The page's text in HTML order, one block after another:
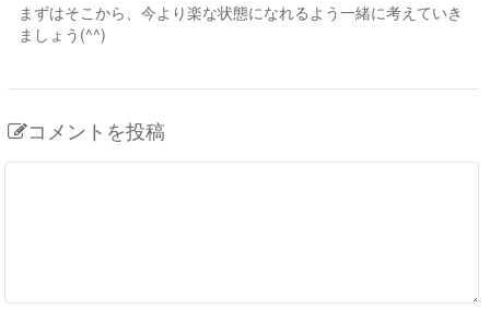
まずはそこから、今より楽な状態になれるよう一緒に考えていき
ましょう(^^)
コメントを投稿